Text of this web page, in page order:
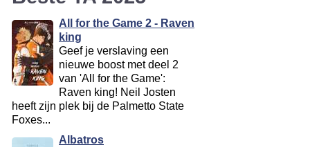
All for the Game 2 - Raven
king
Geef je verslaving een
nieuwe boost met deel 2
van 'All for the Game':
Raven king! Neil Josten
heeft zijn plek bij de Palmetto State
Foxes...
Albatros